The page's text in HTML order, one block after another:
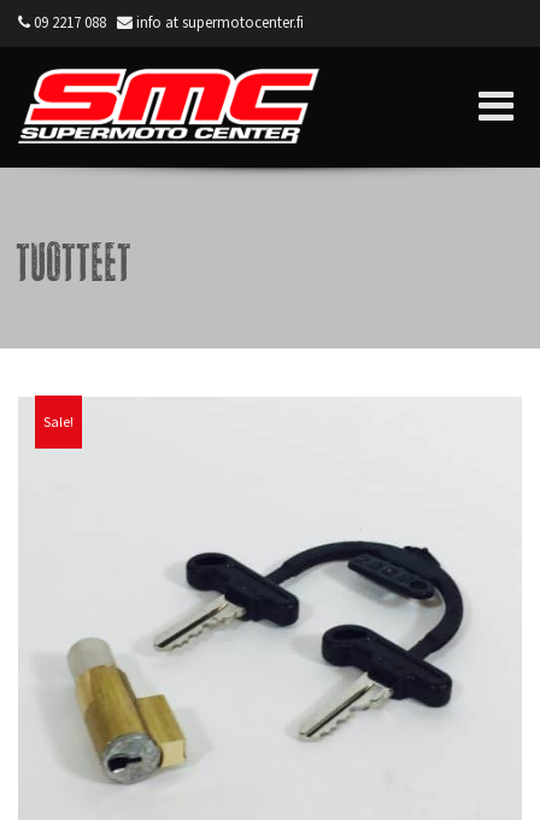
09 2217 088 info at supermotocenter.fi
Tuotteet
Sale!